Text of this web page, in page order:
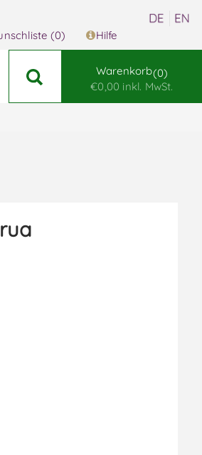
(0) Hilfe
Warenkorb 0
€0,00 inkl. MwSt.